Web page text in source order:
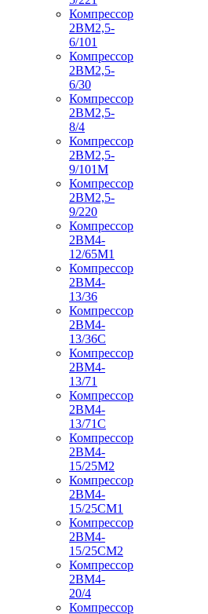
Компрессор
2ВМ2,5-
6/101
Компрессор
2ВМ2,5-
6/30
Компрессор
2ВМ2,5-
8/4
Компрессор
2ВМ2,5-
9/101М
Компрессор
2ВМ2,5-
9/220
Компрессор
2ВМ4-
12/65М1
Компрессор
2ВМ4-
13/36
Компрессор
2ВМ4-
13/36С
Компрессор
2ВМ4-
13/71
Компрессор
2ВМ4-
13/71С
Компрессор
2ВМ4-
15/25М2
Компрессор
2ВМ4-
15/25СМ1
Компрессор
2ВМ4-
15/25СМ2
Компрессор
2ВМ4-
20/4
Компрессор